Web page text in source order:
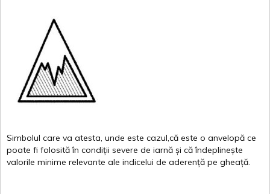
Simbolul care va atesta, unde este cazul,că este o anvelopă ce
poate fi folosită în condiții severe de iarnă și că îndeplinește
valorile minime relevante ale indicelui de aderență pe gheață.